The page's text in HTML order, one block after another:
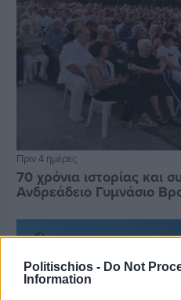
Politischios - Do Not
Information
Πριν 4 ημέρες
70 χρόνια ιστορίας και
Ανδρεάδειο Γυμνάσιο